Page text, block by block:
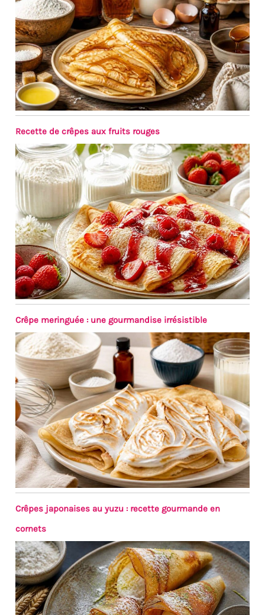
impressionneront également
vos invités. Un ensemble
d'assiettes qui exploitent
pleinement son potentiel de
vaisselle préféré ✅ MÉLANGEZ
ET ASSORTISSEZ VOTRE
VAISSELLE DE RÊVE : la ligne
Ibiza vous offre tout ce dont
vous avez besoin : 6 sets de
vaisselle individuels
(grandes et petites, assiettes
plusieurs pièces. Service
combiné, tous en différentes
couleurs
Recette de crêpes aux fruits rouges
Crêpe meringuée : une gourmandise irrésistible
Crêpes japonaises au yuzu : recette gourmande en
cornets